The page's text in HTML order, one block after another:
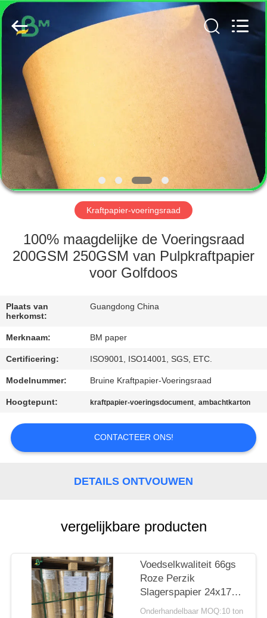
HUIS
PRODUCTEN
ONGEVEER
ONS
FABRIEKSREIS
KWALITEITSCONTROLE
CONTACTEER
GEVALLEN
SITEMAP
PRIVACY
POLICY
GUANGZHOU
BMPAPER
CO.,
LTD..
Kraftpapier-voeringsraad
100% maagdelijke de Voeringsraad
200GSM 250GSM van Pulpkraftpapier
voor Golfdoos
Plaats van
herkomst:
Guangdong China
Merknaam: BM paper
Certificering: ISO9001, ISO14001, SGS, ETC.
Modelnummer: Bruine Kraftpapier-Voeringsraad
Hoogtepunt: kraftpapier-voeringsdocument,ambachtkarton
CONTACTEER ONS!
DETAILS ONTVOUWEN
vergelijkbare producten
Voedselkwaliteit 66gs
Roze Perzik
Slagerspapier 24x175'
FDA Goedgekeurd
Onderhandelbaar MOQ:10 ton